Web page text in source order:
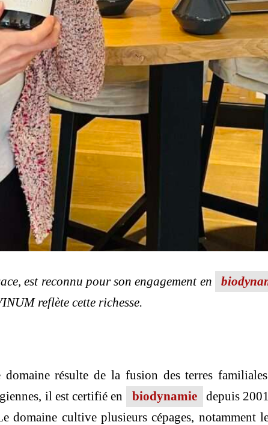
est reconnu pour son engagement en
reflète cette richesse.
résulte de la fusion des terres
il est certifié en
biodynamie
depuis
domaine cultive plusieurs cépages, notamment